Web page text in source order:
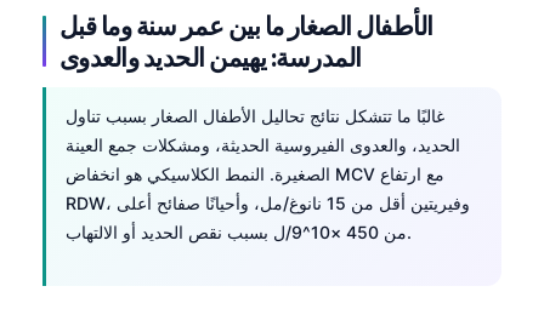
الأطفال الصغار ما بين عمر سنة وما قبل
المدرسة: يهيمن الحديد والعدوى
غالبًا ما تتشكل نتائج تحاليل الأطفال الصغار بسبب تناول
الحديد، والعدوى الفيروسية الحديثة، ومشكلات جمع العينة
الصغيرة. النمط الكلاسيكي هو انخفاض MCV مع ارتفاع
RDW، وفيريتين أقل من 15 نانوغ/مل، وأحيانًا صفائح أعلى
من 450 ×10^9/ل بسبب نقص الحديد أو الالتهاب.